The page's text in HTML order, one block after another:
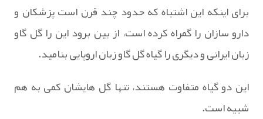
برای اینکه این اشتباه که حدود چند قرن است پزشکان و
دارو سازان را گمراه کرده است، از بین برود این را گل گاو
زبان ایرانی و دیگری را گیاه گل گاو زبان اروپایی بنامید.
این دو گیاه متفاوت هستند، تنها گل هایشان کمی به هم
شبیه است.